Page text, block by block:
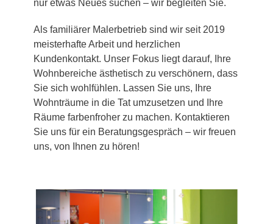
nur etwas Neues suchen – wir begleiten Sie.
Als familiärer Malerbetrieb sind wir seit 2019
meisterhafte Arbeit und herzlichen
Kundenkontakt. Unser Fokus liegt darauf, Ihre
Wohnbereiche ästhetisch zu verschönern, dass
Sie sich wohlfühlen. Lassen Sie uns, Ihre
Wohnträume in die Tat umzusetzen und Ihre
Räume farbenfroher zu machen. Kontaktieren
Sie uns für ein Beratungsgespräch – wir freuen
uns, von Ihnen zu hören!